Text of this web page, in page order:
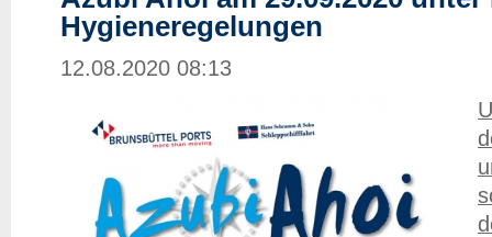
Hygieneregelungen
12.08.2020 08:13